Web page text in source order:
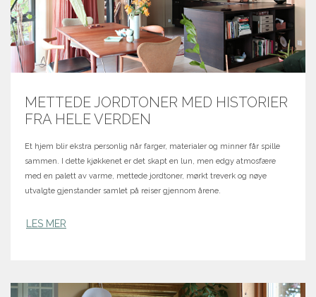
METTEDE JORDTONER MED HISTORIER
FRA HELE VERDEN
Et hjem blir ekstra personlig når farger, materialer og minner får spille
sammen. I dette kjøkkenet er det skapt en lun, men edgy atmosfære
med en palett av varme, mettede jordtoner, mørkt treverk og nøye
utvalgte gjenstander samlet på reiser gjennom årene.
LES MER